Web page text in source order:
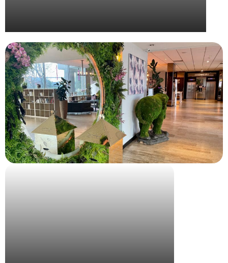
INRIA StartUp Studio – Spring Camp Arles 2024